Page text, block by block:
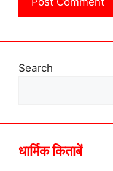
Search
धार्मिक किताबें